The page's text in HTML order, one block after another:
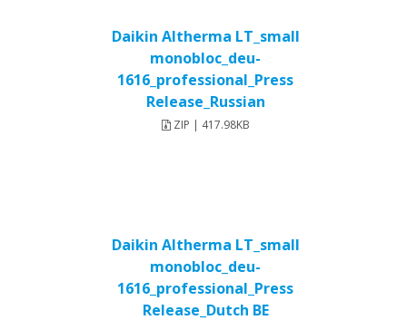
Daikin Altherma LT_small
monobloc_deu-
1616_professional_Press
Release_Russian
ZIP | 417.98KB
Daikin Altherma LT_small
monobloc_deu-
1616_professional_Press
Release_Dutch BE